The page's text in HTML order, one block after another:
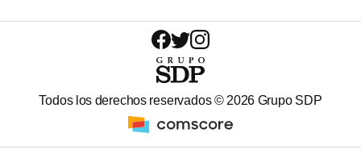
Todos los derechos reservados ©2026 Grupo SDP